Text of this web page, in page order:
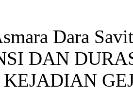
Dara
DAN